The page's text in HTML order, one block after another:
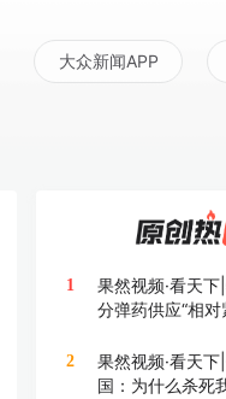
大众新闻APP
1
果然视频·看天
分弹药供应“相对
2
果然视频·看天
国：为什么杀死